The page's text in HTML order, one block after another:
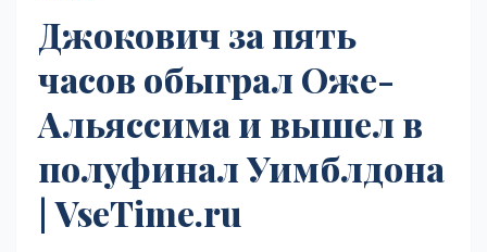
Джокович за пять
часов обыграл Оже-
Альяссима и вышел в
полуфинал Уимблдона
| VseTime.ru